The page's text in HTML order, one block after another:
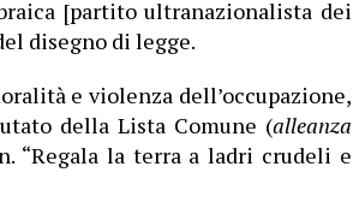
[partito ultranazionalista dei
disegno di legge.
e violenza dell’occupazione,
della Lista Comune (alleanza
“Regala la terra a ladri crudeli e